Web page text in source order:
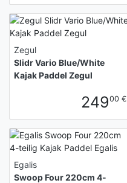
Zegul
Slidr Vario Blue/White
Kajak Paddel Zegul
24900 €
Egalis
Swoop Four 220cm 4-